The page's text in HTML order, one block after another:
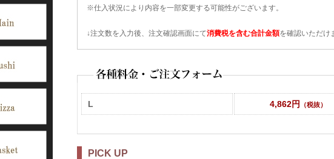
※仕入状況により内容を一部変更する可能性がございます。
↓注文数を入力後、注文確認画面にて消費税を含む合計金額を確認いただけ
L 4,862円 （税抜）
PICK UP